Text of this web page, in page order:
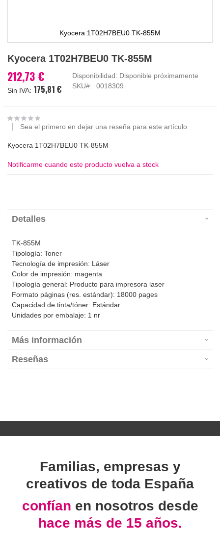
Kyocera 1T02H7BEU0 TK-855M
al
de
la
imágenes
Kyocera 1T02H7BEU0 TK-855M
212,73 €
175,81 €
Disponibilidad: Disponible próximamente
SKU
0018309
Sea el primero en dejar una reseña para este artículo
Kyocera 1T02H7BEU0 TK-855M
Notificarme cuando este producto vuelva a stock
Detalles
TK-855M
Tipología: Toner
Tecnología de impresión: Láser
Color de impresión: magenta
Tipología general: Producto para impresora laser
Formato páginas (res. estándar): 18000 pages
Capacidad de tinta/tóner: Estándar
Unidades por embalaje: 1 nr
Más información
Reseñas
Familias, empresas y
creativos de toda España
confían en nosotros desde
hace más de 15 años.